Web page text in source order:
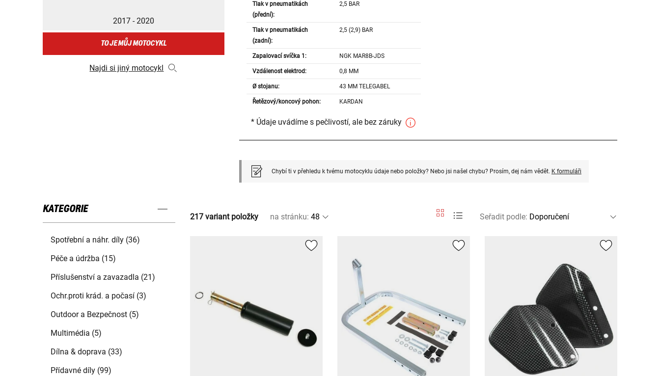
2017 - 2020
TO JE MŮJ MOTOCYKL
Najdi si jiný motocykl
Tlak v pneumatikách
(přední):
2,5 BAR
Tlak v pneumatikách
(zadní):
2,5 (2,9) BAR
Zapalovací svíčka 1: NGK MAR8B-JDS
Vzdálenost elektrod: 0,8 MM
Ø stojanu: 43 MM TELEGABEL
Řetězový/koncový pohon: KARDAN
* Údaje uvádíme s pečlivostí, ale bez záruky
Chybí ti v přehledu k tvému motocyklu údaje nebo položky? Nebo jsi našel chybu? Prosím, dej nám vědět. K formuláři
KATEGORIE
Spotřební a náhr. díly (36)
Péče a údržba (15)
Příslušenství a zavazadla (21)
Ochr.proti krád. a počasí (3)
Outdoor a Bezpečnost (5)
Multimédia (5)
Dílna & doprava (33)
Přídavné díly (99)
217 variant položky na stránku: Seřadit podle: